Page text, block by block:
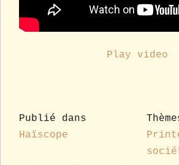
Play video
Publié dans
Haïscope